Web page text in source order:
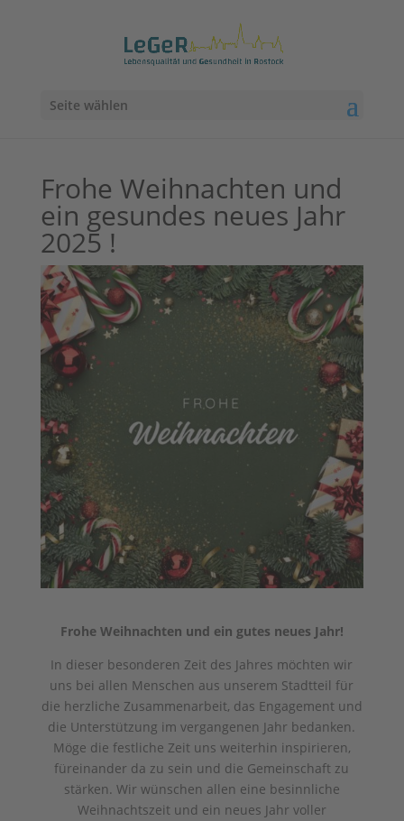
Seite wählen
Frohe Weihnachten und
ein gesundes neues Jahr
2025 !
Frohe Weihnachten und ein gutes neues Jahr!
In dieser besonderen Zeit des Jahres möchten wir
uns bei allen Menschen aus unserem Stadtteil für
die herzliche Zusammenarbeit, das Engagement und
die Unterstützung im vergangenen Jahr bedanken.
Möge die festliche Zeit uns weiterhin inspirieren,
füreinander da zu sein und die Gemeinschaft zu
stärken. Wir wünschen allen eine besinnliche
Weihnachtszeit und ein neues Jahr voller